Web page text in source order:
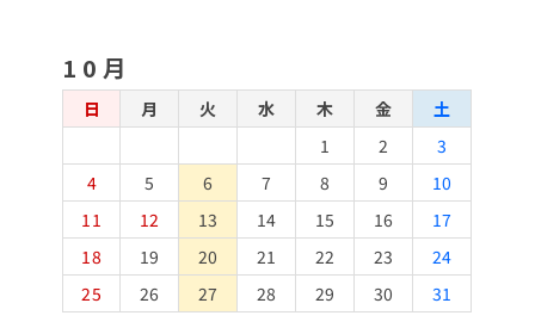
10月
日 月 火 水 木 金
土
1
2
3
4
5 6 7 8 9
10
11
12 13 14 15 16
17
18
19 20 21 22 23
24
25
26 27 28 29 30 31